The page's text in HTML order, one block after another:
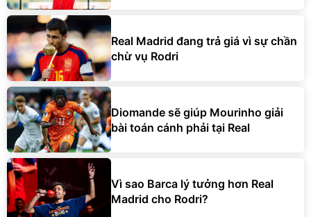
Real Madrid đang trả giá vì sự chần
chừ vụ Rodri
Diomande sẽ giúp Mourinho giải
bài toán cánh phải tại Real
Vì sao Barca lý tưởng hơn Real
Madrid cho Rodri?